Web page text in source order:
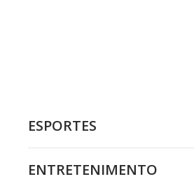
ESPORTES
ENTRETENIMENTO